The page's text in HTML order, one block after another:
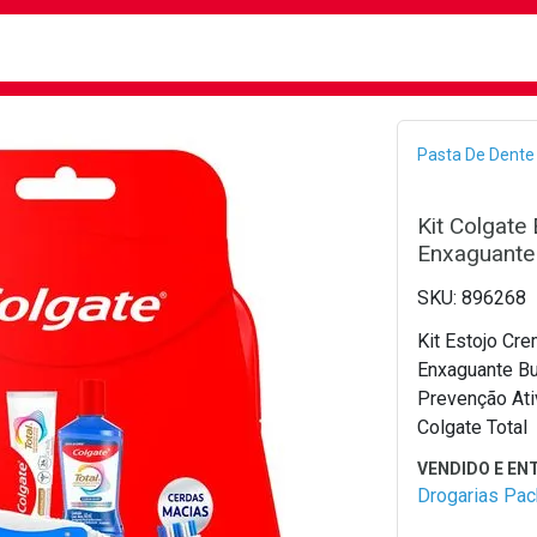
Pasta De Dente
Kit Colgate
896268
Kit Estojo
Enxaguante
Prevenção
Colgate Total
Drogarias